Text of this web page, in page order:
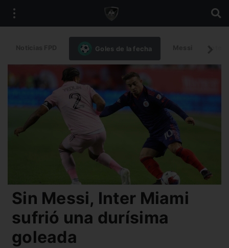
Goles de la fecha
Sin Messi, Inter Miami
sufrió una durísima
goleada